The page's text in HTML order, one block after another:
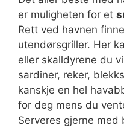
er muligheten for et
Rett ved havnen
utendørsgriller. Her
eller skalldyrene du
sardiner, reker,
kanskje en hel
for deg mens du
Serveres gjerne med